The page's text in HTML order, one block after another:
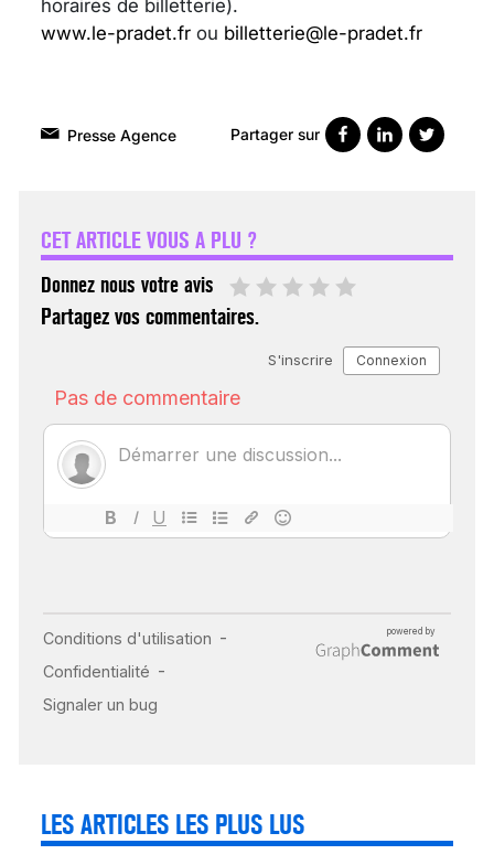
horaires de billetterie).
www.le-pradet.fr ou billetterie@le-pradet.fr
Presse Agence Partager sur
CET ARTICLE VOUS A PLU ?
Donnez nous votre avis
Partagez vos commentaires.
LES ARTICLES LES PLUS LUS
ÉCHO : DES IMAGES
POUR TOUTES LES
18 juil 2022
INSUFFISANCE
CARDIAQUE : LES